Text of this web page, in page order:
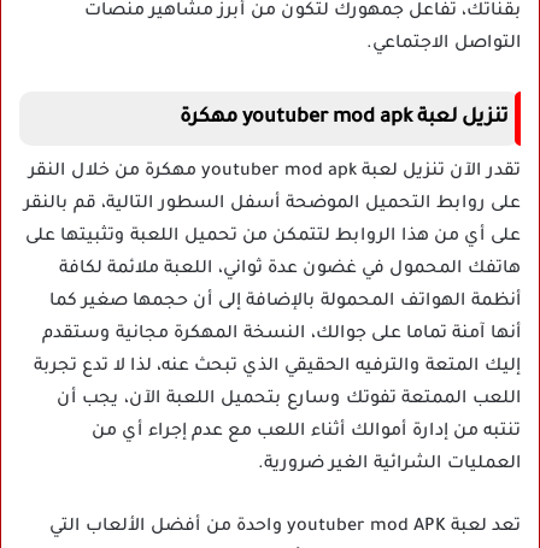
بقناتك، تفاعل جمهورك لتكون من أبرز مشاهير منصات
التواصل الاجتماعي.
تنزيل لعبة youtuber mod apk مهكرة
تقدر الآن تنزيل لعبة youtuber mod apk مهكرة من خلال النقر
على روابط التحميل الموضحة أسفل السطور التالية، قم بالنقر
على أي من هذا الروابط لتتمكن من تحميل اللعبة وتثبيتها على
هاتفك المحمول في غضون عدة ثواني، اللعبة ملائمة لكافة
أنظمة الهواتف المحمولة بالإضافة إلى أن حجمها صغير كما
أنها آمنة تماما على جوالك، النسخة المهكرة مجانية وستقدم
إليك المتعة والترفيه الحقيقي الذي تبحث عنه، لذا لا تدع تجربة
اللعب الممتعة تفوتك وسارع بتحميل اللعبة الآن، يجب أن
تنتبه من إدارة أموالك أثناء اللعب مع عدم إجراء أي من
العمليات الشرائية الغير ضرورية.
تعد لعبة youtuber mod APK واحدة من أفضل الألعاب التي